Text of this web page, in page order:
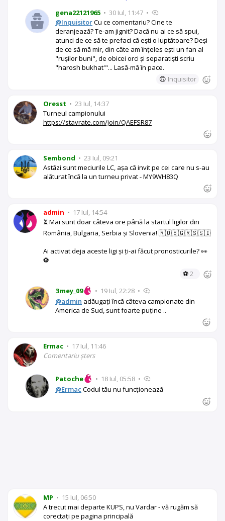
gena22121965 • 30 Iul, 11:47 •
@InquisitorCu ce comentariu? Cine te
deranjează? Te-am jignit? Dacă nu ai ce să spui,
atunci de ce să te prefaci că ești o luptătoare? Deși
de ce să mă mir, din câte am înțeles ești un fan al
"rușilor buni", de obicei orci și separatiști scriu
"harosh bukhat'"... Lasă-mă în pace.
🙃 Inquisitor
Oresst • 23 Iul, 14:37
Turneul campionului
https://stavrate.com/join/QAEFSR87
Sembond • 23 Iul, 09:21
Astăzi sunt meciurile LC, așa că invit pe cei care nu s-au
alăturat încă la un turneu privat - MY9WH83Q
admin • 17 Iul, 14:54
⏳ Mai sunt doar câteva ore până la startul ligilor din
România, Bulgaria, Serbia și Slovenia! 🇷🇴🇧🇬🇷🇸🇸🇮
Ai activat deja aceste ligi și ți-ai făcut pronosticurile? 👀
⚽
⚽2
Зmey_09
• 19 Iul, 22:28 •
@admin adăugați încă câteva campionate din
America de Sud, sunt foarte puține ..
Ermac • 17 Iul, 11:46
Comentariu șters
Patoche • 18 Iul, 05:58 •
@Ermac Codul tău nu funcționează
MP • 15 Iul, 06:50
A trecut mai departe KUPS, nu Vardar - vă rugăm să
corectați pe pagina principală